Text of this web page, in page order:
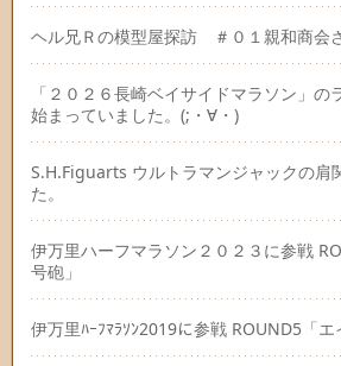
ヘル兄Ｒの模型屋探訪 ＃０１親和商会さ
「２０２６長崎ベイサイドマラソン」
始まっていました。(;・∀・)
S.H.Figuarts ウルトラマンジャックの肩
た。
伊万里ハーフマラソン２０２３に参戦
号砲」
伊万里ﾊｰﾌﾏﾗｿﾝ2019に参戦 ROUND5「エ